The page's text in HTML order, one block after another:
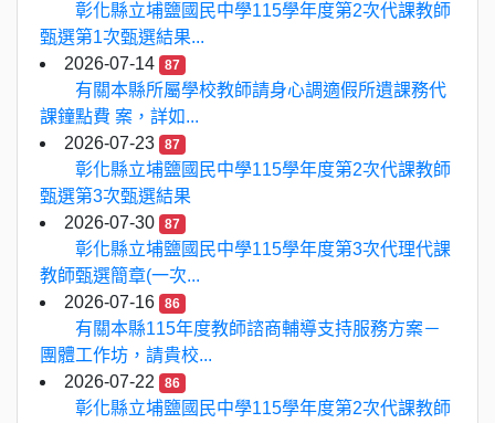
彰化縣立埔鹽國民中學115學年度第2次代課教師
甄選第1次甄選結果...
2026-07-14
87
有關本縣所屬學校教師請身心調適假所遺課務代
課鐘點費 案，詳如...
2026-07-23
87
彰化縣立埔鹽國民中學115學年度第2次代課教師
甄選第3次甄選結果
2026-07-30
87
彰化縣立埔鹽國民中學115學年度第3次代理代課
教師甄選簡章(一次...
2026-07-16
86
有關本縣115年度教師諮商輔導支持服務方案－
團體工作坊，請貴校...
2026-07-22
86
彰化縣立埔鹽國民中學115學年度第2次代課教師